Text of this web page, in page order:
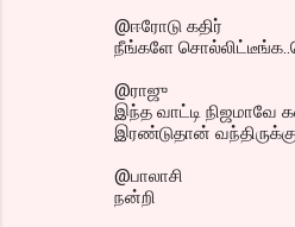
@ஈரோடு கதிர்
நீங்களே
@ராஜு
இந்த வாட்டி நிஜமாவே
இரண்டுதான்
@பாலாசி
நன்றி